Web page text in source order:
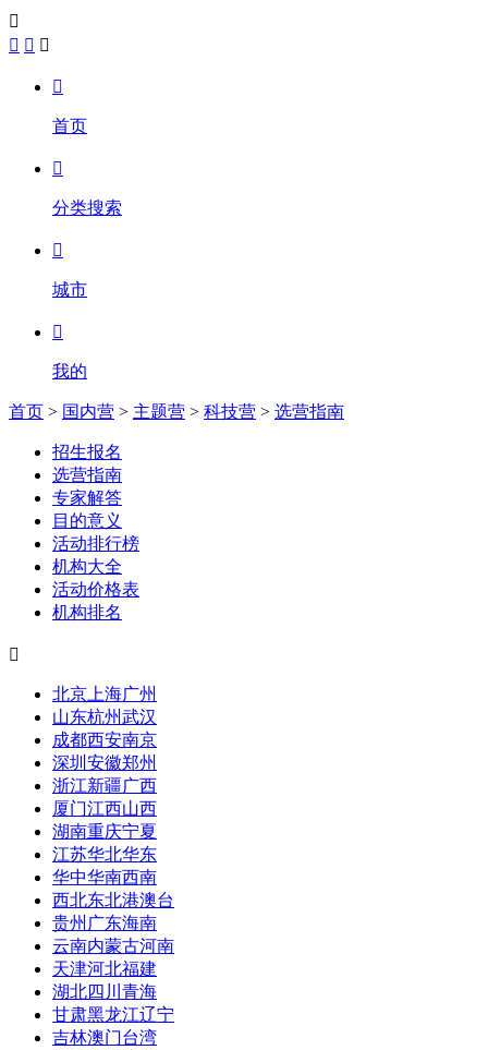

  

首页

分类搜索

城市

我的
首页 > 国内营 > 主题营 > 科技营 > 选营指南
招生报名
选营指南
专家解答
目的意义
活动排行榜
机构大全
活动价格表
机构排名

北京 上海广州
山东杭州武汉
成都西安南京
深圳 安徽郑州
浙江新疆广西
厦门江西山西
湖南重庆宁夏
江苏华北华东
华中华南西南
西北东北港澳台
贵州 广东海南
云南内蒙古河南
天津河北福建
湖北四川 青海
甘肃黑龙江辽宁
吉林澳门台湾